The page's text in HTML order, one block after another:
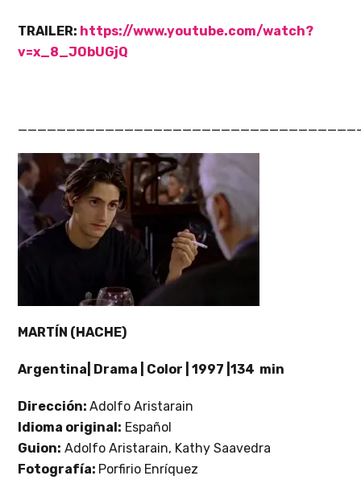
TRAILER: https://www.youtube.com/watch?
v=x_8_JObUGjQ
MARTÍN (HACHE)
Argentina| Drama | Color | 1997 |134 min
Dirección:Adolfo Aristarain
Idioma original: Español
Guion: Adolfo Aristarain, Kathy Saavedra
Fotografía: Porfirio Enríquez